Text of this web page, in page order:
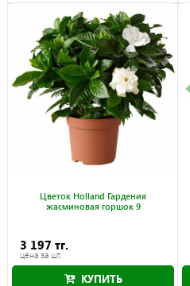
Цветок Holland Гардения
жасминовая горшок 9
3 197 тг.
цена за шт.
КУПИТЬ